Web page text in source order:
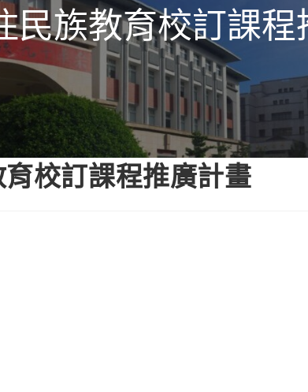
民族教育校訂課
校訂課程推廣計畫